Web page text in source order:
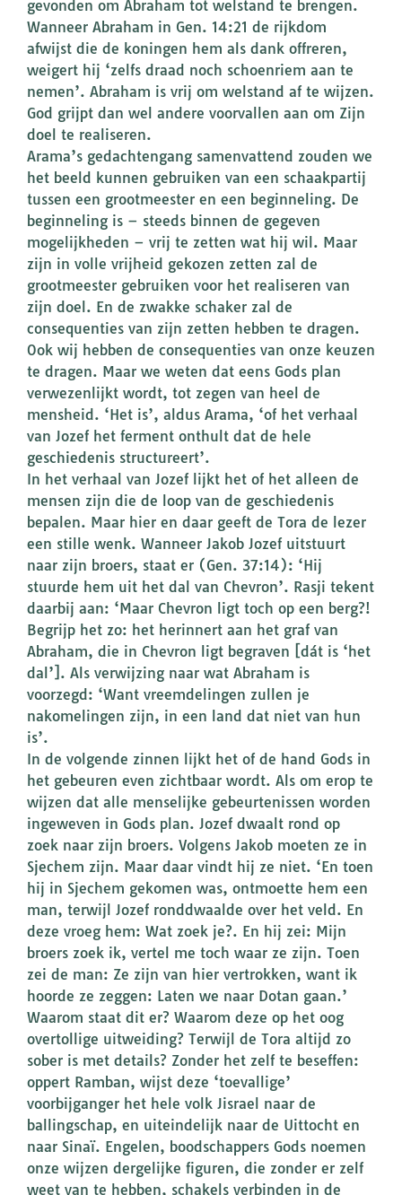
gevonden om Abraham tot welstand te brengen.
Wanneer Abraham in Gen. 14:21 de rijkdom
afwijst die de koningen hem als dank offreren,
weigert hij ‘zelfs draad noch schoenriem aan te
nemen’. Abraham is vrij om welstand af te wijzen.
God grijpt dan wel andere voorvallen aan om Zijn
doel te realiseren.
Arama’s gedachtengang samenvattend zouden we
het beeld kunnen gebruiken van een schaakpartij
tussen een grootmeester en een beginneling. De
beginneling is – steeds binnen de gegeven
mogelijkheden – vrij te zetten wat hij wil. Maar
zijn in volle vrijheid gekozen zetten zal de
grootmeester gebruiken voor het realiseren van
zijn doel. En de zwakke schaker zal de
consequenties van zijn zetten hebben te dragen.
Ook wij hebben de consequenties van onze keuzen
te dragen. Maar we weten dat eens Gods plan
verwezenlijkt wordt, tot zegen van heel de
mensheid. ‘Het is’, aldus Arama, ‘of het verhaal
van Jozef het ferment onthult dat de hele
geschiedenis structureert’.
In het verhaal van Jozef lijkt het of het alleen de
mensen zijn die de loop van de geschiedenis
bepalen. Maar hier en daar geeft de Tora de lezer
een stille wenk. Wanneer Jakob Jozef uitstuurt
naar zijn broers, staat er (Gen. 37:14): ‘Hij
stuurde hem uit het dal van Chevron’. Rasji tekent
daarbij aan: ‘Maar Chevron ligt toch op een berg?!
Begrijp het zo: het herinnert aan het graf van
Abraham, die in Chevron ligt begraven [dát is ‘het
dal’]. Als verwijzing naar wat Abraham is
voorzegd: ‘Want vreemdelingen zullen je
nakomelingen zijn, in een land dat niet van hun
is’.
In de volgende zinnen lijkt het of de hand Gods in
het gebeuren even zichtbaar wordt. Als om erop te
wijzen dat alle menselijke gebeurtenissen worden
ingeweven in Gods plan. Jozef dwaalt rond op
zoek naar zijn broers. Volgens Jakob moeten ze in
Sjechem zijn. Maar daar vindt hij ze niet. ‘En toen
hij in Sjechem gekomen was, ontmoette hem een
man, terwijl Jozef ronddwaalde over het veld. En
deze vroeg hem: Wat zoek je?. En hij zei: Mijn
broers zoek ik, vertel me toch waar ze zijn. Toen
zei de man: Ze zijn van hier vertrokken, want ik
hoorde ze zeggen: Laten we naar Dotan gaan.’
Waarom staat dit er? Waarom deze op het oog
overtollige uitweiding? Terwijl de Tora altijd zo
sober is met details? Zonder het zelf te beseffen:
oppert Ramban, wijst deze ‘toevallige’
voorbijganger het hele volk Jisrael naar de
ballingschap, en uiteindelijk naar de Uittocht en
naar Sinaï. Engelen, boodschappers Gods noemen
onze wijzen dergelijke figuren, die zonder er zelf
weet van te hebben, schakels verbinden in de